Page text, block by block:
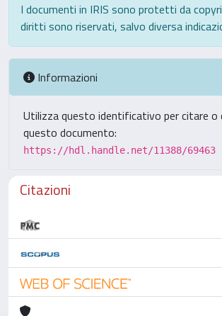
I documenti in IRIS sono protetti da
diritti sono riservati, salvo diversa
Informazioni
Utilizza questo identificativo per citare o
questo documento:
https://hdl.handle.net/11388/69463
Citazioni